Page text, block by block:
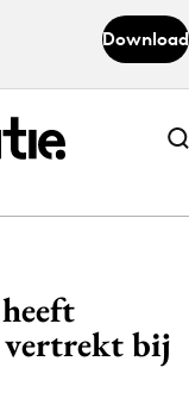
Download
Abonneer nu
Abonneer nu
Adformatie
vertrekt bij